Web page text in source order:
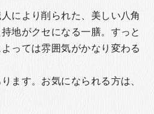
により削られた、美しい八角
地がクセになる一膳。すっと
っては雰囲気がかなり変わる
ます。お気になられる方は、